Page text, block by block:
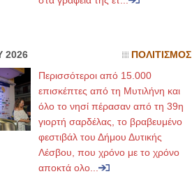
2026 ΠΟΛΙΤΙΣΜΟΣ
Περισσότεροι από 15.000
επισκέπτες από τη Μυτιλήνη και
όλο το νησί πέρασαν από τη 39η
γιορτή σαρδέλας, το βραβευμένο
φεστιβάλ του Δήμου Δυτικής
Λέσβου, που χρόνο με το χρόνο
αποκτά ολο...